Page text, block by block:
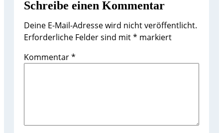
Schreibe einen Kommentar
Deine E-Mail-Adresse wird nicht veröffentlicht.
Erforderliche Felder sind mit* markiert
Kommentar*